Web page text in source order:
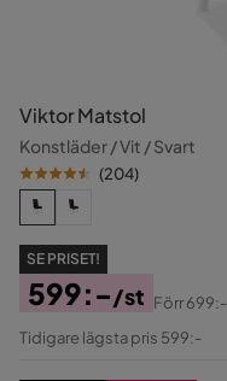
Viktor Matstol
Konstläder / Vit / Svart
(204)
SE PRISET!
Pris
599:-/st
Original
Förr699:-
Tidigare lägsta pris 599:-